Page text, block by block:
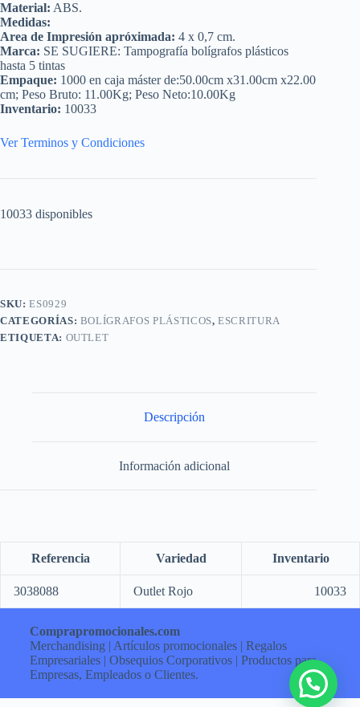
Material: ABS.
Medidas:
Area de Impresión apróximada: 4 x 0,7 cm.
Marca: SE SUGIERE: Tampografía bolígrafos plásticos
hasta 5 tintas
Empaque: 1000 en caja máster de:50.00cm x31.00cm x22.00
cm; Peso Bruto: 11.00Kg; Peso Neto:10.00Kg
Inventario: 10033
Ver Terminos y Condiciones
10033 disponibles
SKU:ES0929
CATEGORÍAS: BOLÍGRAFOS PLÁSTICOS,ESCRITURA
ETIQUETA: OUTLET
Descripción
Información adicional
Referencia Variedad Inventario
3038088 Outlet Rojo 10033
Comprapromocionales.com
Merchandising | Artículos promocionales | Regalos
Empresariales | Obsequios Corporativos | Productos para
Empresas, Empleados o Clientes.